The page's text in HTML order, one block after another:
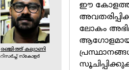
രഞ്ജിത്ത് കല്യാണി
റിസര്‍ച്ച് സ്കോളര്‍
ഈ
ലോകം
ആഗോളമായും